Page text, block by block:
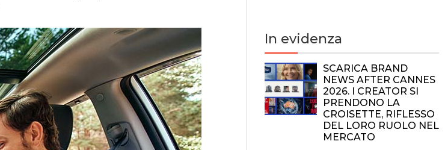
In evidenza
SCARICA BRAND
NEWS AFTER CANNES
2026. I CREATOR SI
PRENDONO LA
CROISETTE, RIFLESSO
DEL LORO RUOLO NEL
MERCATO